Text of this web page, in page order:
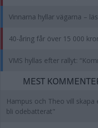
Vinnarna hyllar vägarna –
40-åring får över 15 000
VMS hyllas efter rallyt:
MEST
Hampus och Theo vill skapa
bli odebatterat"